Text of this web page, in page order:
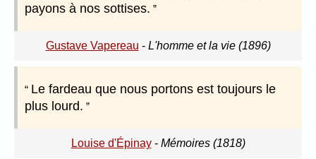
payons à nos sottises.
Gustave Vapereau - L'homme et la vie (1896)
Le fardeau que nous portons est toujours le
plus lourd.
Louise d'Épinay- Mémoires (1818)